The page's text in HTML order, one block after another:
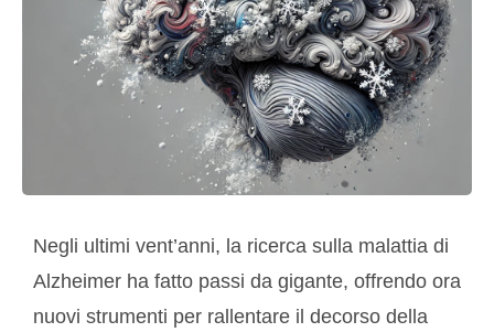
Negli ultimi vent’anni, la ricerca sulla malattia di
Alzheimer ha fatto passi da gigante, offrendo ora
nuovi strumenti per rallentare il decorso della